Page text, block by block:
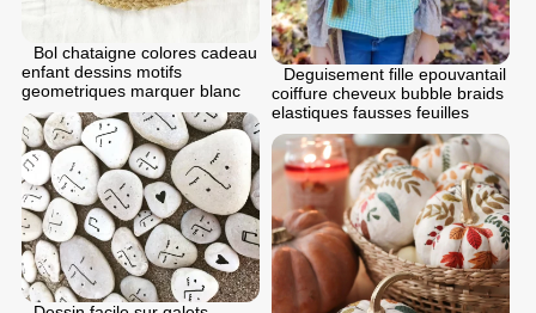
Bol chataigne colores cadeau
enfant dessins motifs
geometriques marquer blanc
Deguisement fille epouvantail
coiffure cheveux bubble braids
elastiques fausses feuilles